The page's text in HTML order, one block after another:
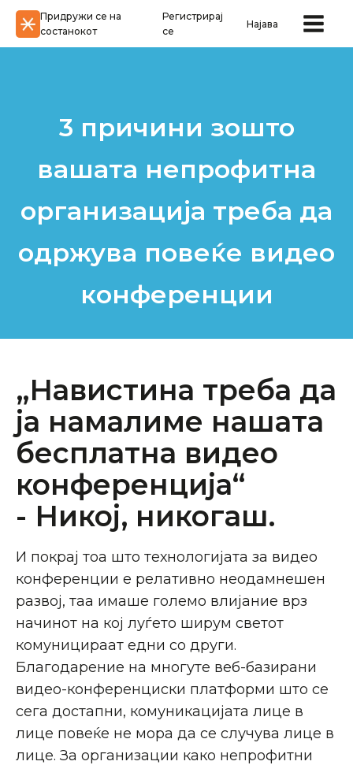
Придружи се на
состанокот
Регистрирај
се
Најава
3 причини зошто
вашата непрофитна
организација треба да
одржува повеќе видео
конференции
„Навистина треба да
ја намалиме нашата
бесплатна видео
конференција“
- Никој, никогаш.
И покрај тоа што технологијата за видео
конференции е релативно неодамнешен
развој, таа имаше големо влијание врз
начинот на кој луѓето ширум светот
комуницираат едни со други.
Благодарение на многуте веб-базирани
видео-конференциски платформи што се
сега достапни, комуникацијата лице в
лице повеќе не мора да се случува лице в
лице. За организации како непрофитни